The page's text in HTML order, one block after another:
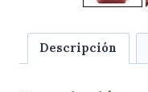
Descripción